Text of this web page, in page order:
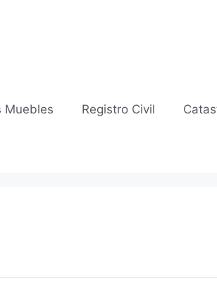
Muebles Registro Civil